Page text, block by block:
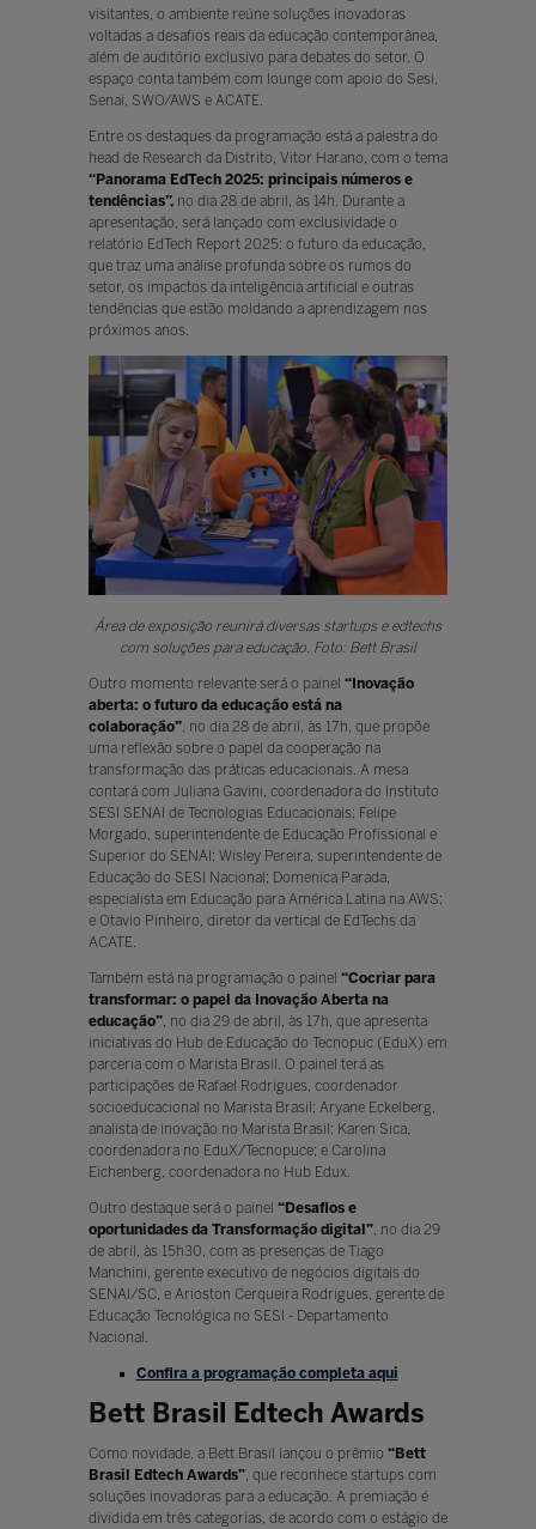
visitantes, o ambiente reúne soluções inovadoras
voltadas a desafios reais da educação contemporânea,
além de auditório exclusivo para debates do setor. O
espaço conta também com lounge com apoio do Sesi,
Senai, SWO/AWS e ACATE.
Entre os destaques da programação está a palestra do
head de Research da Distrito, Vitor Harano, com o tema
“Panorama EdTech 2025: principais números e
tendências”,no dia 28 de abril, às 14h. Durante a
apresentação, será lançado com exclusividade o
relatório EdTech Report 2025: o futuro da educação,
que traz uma análise profunda sobre os rumos do
setor, os impactos da inteligência artificial e outras
tendências que estão moldando a aprendizagem nos
próximos anos.
Área de exposição reunirá diversas startups e edtechs
com soluções para educação. Foto: Bett Brasil
Outro momento relevante será o painel “Inovação
aberta: o futuro da educação está na
colaboração”, no dia 28 de abril, às 17h, que propõe
uma reflexão sobre o papel da cooperação na
transformação das práticas educacionais. A mesa
contará com Juliana Gavini, coordenadora do Instituto
SESI SENAI de Tecnologias Educacionais; Felipe
Morgado, superintendente de Educação Profissional e
Superior do SENAI; Wisley Pereira, superintendente de
Educação do SESI Nacional; Domenica Parada,
especialista em Educação para América Latina na AWS;
e Otavio Pinheiro, diretor da vertical de EdTechs da
ACATE.
Também está na programação o painel “Cocriar para
transformar: o papel da Inovação Aberta na
educação”, no dia 29 de abril, às 17h, que apresenta
iniciativas do Hub de Educação do Tecnopuc (EduX) em
parceria com o Marista Brasil. O painel terá as
participações de Rafael Rodrigues, coordenador
socioeducacional no Marista Brasil; Aryane Eckelberg,
analista de inovação no Marista Brasil; Karen Sica,
coordenadora no EduX/Tecnopuce; e Carolina
Eichenberg, coordenadora no Hub Edux.
Outro destaque será o painel “Desafios e
oportunidades da Transformação digital”, no dia 29
de abril, às 15h30, com as presenças de Tiago
Manchini, gerente executivo de negócios digitais do
SENAI/SC, e Arioston Cerqueira Rodrigues, gerente de
Educação Tecnológica no SESI - Departamento
Nacional.
Confira a programação completa aqui
Bett Brasil Edtech Awards
Como novidade, a Bett Brasil lançou o prêmio “Bett
Brasil Edtech Awards”, que reconhece startups com
soluções inovadoras para a educação. A premiação é
dividida em três categorias, de acordo com o estágio de